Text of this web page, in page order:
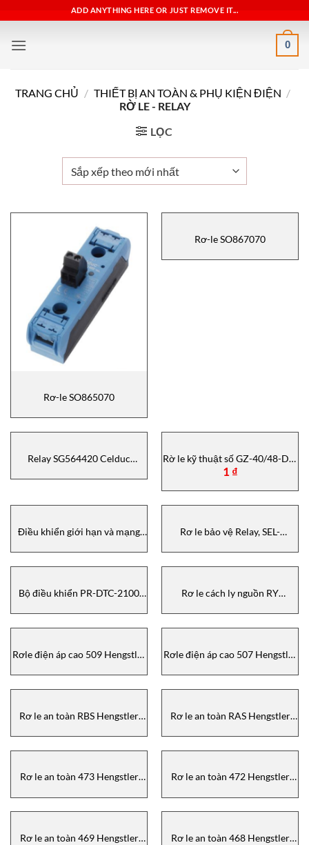
qua
nội
ADD ANYTHING HERE OR JUST REMOVE IT...
0
TRANG CHỦ / THIẾT BỊ AN TOÀN & PHỤ KIỆN ĐIỆN /
RỜ LE - RELAY
LỌC
Rơ-le SO865070
Rơ-le SO867070
Relay SG564420 Celduc
Rờ le kỹ thuật số GZ-40/48-D-0
GEFRAN VIETNAM
1 ₫
Điều khiển giới hạn và mạng
Rơ le bảo vệ Relay, SEL-
Bộ điều khiển PR-DTC-2100
Rơ le cách ly nguồn RY
Rơle điện áp cao 509 Hengstler
Rơle điện áp cao 507 Hengstler
Rơ le an toàn RBS Hengstler
Rơ le an toàn RAS Hengstler
Rơ le an toàn 473 Hengstler
Rơ le an toàn 472 Hengstler
Rơ le an toàn 469 Hengstler
Rơ le an toàn 468 Hengstler